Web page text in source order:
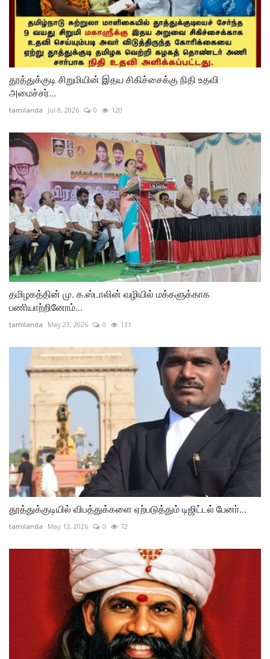
தூத்துக்குடி சிறுமியின் இதய சிகிச்சைக்கு நிதி உதவி
அமைச்சர்...
tamilanda Jul 8, 2026 0 120
தமிழகத்தின் மு. க.ஸ்டாலின் வழியில் மக்களுக்காக
பணியாற்றினோம்...
tamilanda May 23, 2026 0 131
தூத்துக்குடியில் விபத்துக்களை ஏற்படுத்தும் டிஜிட்டல் பேனா்...
tamilanda May 13, 2026 0 72